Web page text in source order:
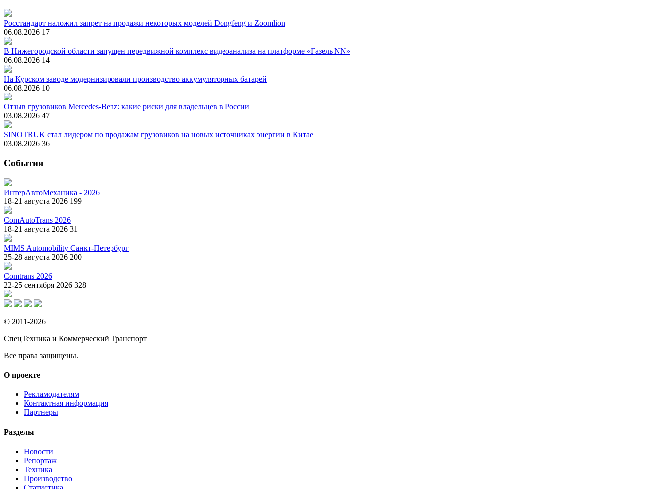
Росстандарт наложил запрет на продажи некоторых моделей Dongfeng и Zoomlion
06.08.2026 17
В Нижегородской области запущен передвижной комплекс видеоанализа на платформе «Газель NN»
06.08.2026 14
На Курском заводе модернизировали производство аккумуляторных батарей
06.08.2026 10
Отзыв грузовиков Mercedes-Benz: какие риски для владельцев в России
03.08.2026 47
SINOTRUK стал лидером по продажам грузовиков на новых источниках энергии в Китае
03.08.2026 36
События
ИнтерАвтоМеханика - 2026
18-21 августа 2026 199
ComAutoTrans 2026
18-21 августа 2026 31
MIMS Automobility Санкт-Петербург
25-28 августа 2026 200
Comtrans 2026
22-25 сентября 2026 328
© 2011-2026
СпецТехника и Коммерческий Транспорт
Все права защищены.
О проекте
Рекламодателям
Контактная информация
Партнеры
Разделы
Новости
Репортаж
Техника
Производство
Статистика